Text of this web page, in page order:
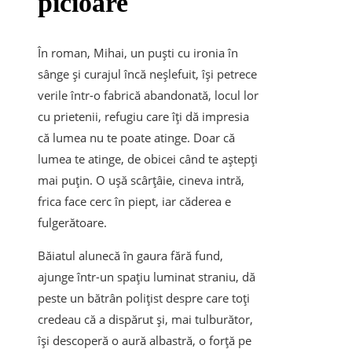
În roman, Mihai, un puști cu ironia în
sânge și curajul încă neșlefuit, își petrece
verile într-o fabrică abandonată, locul lor
cu prietenii, refugiu care îți dă impresia
că lumea nu te poate atinge. Doar că
lumea te atinge, de obicei când te aștepți
mai puțin. O ușă scârțâie, cineva intră,
frica face cerc în piept, iar căderea e
fulgerătoare.
Băiatul alunecă în gaura fără fund,
ajunge într-un spațiu luminat straniu, dă
peste un bătrân polițist despre care toți
credeau că a dispărut și, mai tulburător,
își descoperă o aură albastră, o forță pe